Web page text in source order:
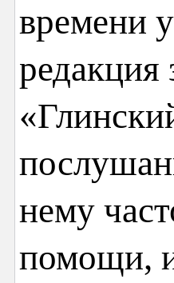
времени
редакция
нему
помощи,